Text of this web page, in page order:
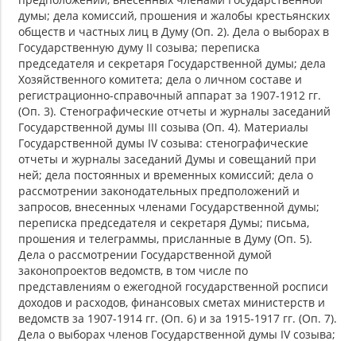
думы; дела комиссий, прошения и жалобы крестьянских
обществ и частных лиц в Думу (Оп. 2). Дела о выборах в
Государственную думу II созыва; переписка
председателя и секретаря Государственной думы; дела
Хозяйственного комитета; дела о личном составе и
регистрационно-справочный аппарат за 1907-1912 гг.
(Оп. 3). Стенографические отчеты и журналы заседаний
Государственной думы III созыва (Оп. 4). Материалы
Государственной думы IV созыва: стенографические
отчеты и журналы заседаний Думы и совещаний при
ней; дела постоянных и временных комиссий; дела о
рассмотрении законодательных предположений и
запросов, внесенных членами Государственной думы;
переписка председателя и секретаря Думы; письма,
прошения и телеграммы, присланные в Думу (Оп. 5).
Дела о рассмотрении Государственной думой
законопроектов ведомств, в том числе по
представлениям о ежегодной государственной росписи
доходов и расходов, финансовых сметах министерств и
ведомств за 1907-1914 гг. (Оп. 6) и за 1915-1917 гг. (Оп. 7).
Дела о выборах членов Государственной думы IV созыва;